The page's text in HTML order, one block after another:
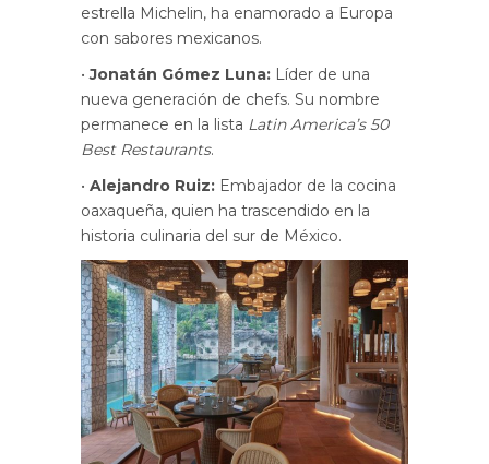
estrella Michelin, ha enamorado a Europa
con sabores mexicanos.
•Jonatán Gómez Luna: Líder de una
nueva generación de chefs. Su nombre
permanece en la lista Latin America’s 50
Best Restaurants.
• Alejandro Ruiz: Embajador de la cocina
oaxaqueña, quien ha trascendido en la
historia culinaria del sur de México.